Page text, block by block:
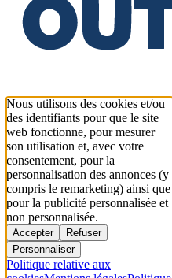
Nous utilisons des cookies et/ou
des identifiants pour que le site
web fonctionne, pour mesurer
son utilisation et, avec votre
consentement, pour la
personnalisation des annonces (y
compris le remarketing) ainsi que
pour la publicité personnalisée et
non personnalisée.
Accepter
Refuser
Personnaliser
Politique relative aux